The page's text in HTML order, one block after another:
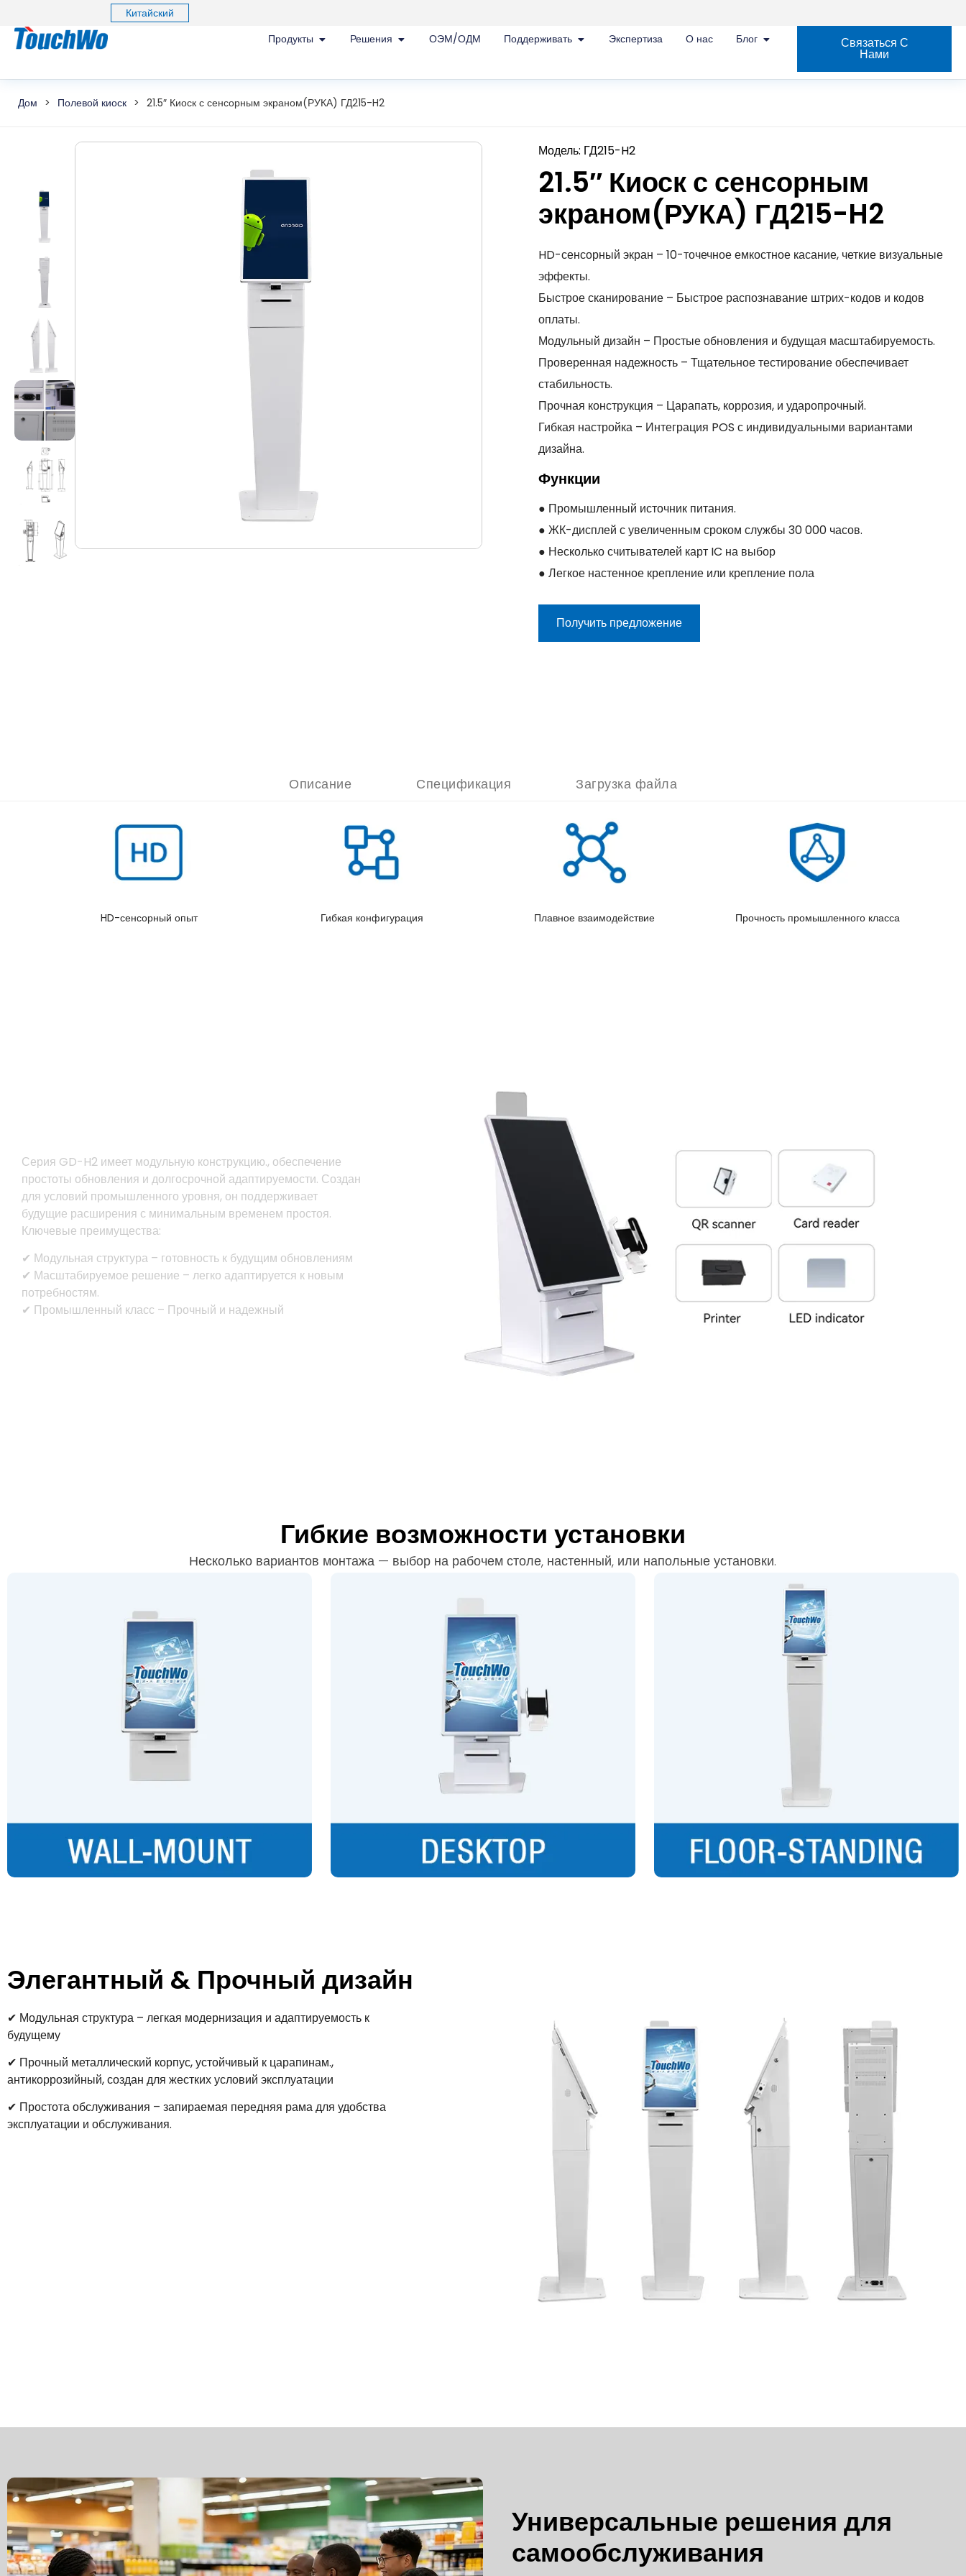
Китайский
Продукты
Решения ОЭМ/ОДМ Поддерживать Экспертиза О нас Блог Связаться С
Нами
Дом > Полевой киоск > 21.5″ Киоск с сенсорным экраном(РУКА) ГД215-H2
Модель: ГД215-H2
21.5″ Киоск с сенсорным
экраном(РУКА) ГД215-H2
HD-сенсорный экран – 10-точечное емкостное касание, четкие визуальные
эффекты.
Быстрое сканирование – Быстрое распознавание штрих-кодов и кодов
оплаты.
Модульный дизайн – Простые обновления и будущая масштабируемость.
Проверенная надежность – Тщательное тестирование обеспечивает
стабильность.
Прочная конструкция – Царапать, коррозия, и ударопрочный.
Гибкая настройка – Интеграция POS с индивидуальными вариантами
дизайна.
Функции
● Промышленный источник питания.
● ЖК-дисплей с увеличенным сроком службы 30 000 часов.
● Несколько считывателей карт IC на выбор
● Легкое настенное крепление или крепление пола
Получить предложение
Описание Спецификация Загрузка файла
HD-сенсорный опыт Гибкая конфигурация Плавное взаимодействие Прочность промышленного класса
Серия GD-H2 имеет модульную конструкцию., обеспечение
простоты обновления и долгосрочной адаптируемости. Создан
для условий промышленного уровня, он поддерживает
будущие расширения с минимальным временем простоя.
Ключевые преимущества:
✔ Модульная структура – ​​готовность к будущим обновлениям
✔ Масштабируемое решение – легко адаптируется к новым
потребностям.
✔ Промышленный класс – Прочный и надежный
Гибкие возможности установки
Несколько вариантов монтажа — выбор на рабочем столе, настенный, или напольные установки.
Элегантный & Прочный дизайн
✔ Модульная структура – ​​легкая модернизация и адаптируемость к
будущему
✔ Прочный металлический корпус, устойчивый к царапинам.,
антикоррозийный, создан для жестких условий эксплуатации
✔ Простота обслуживания – запираемая передняя рама для удобства
эксплуатации и обслуживания.
Универсальные решения для
самообслуживания